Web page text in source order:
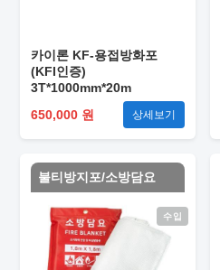
카이론 KF-용접방화포
(KFI인증)
3T*1000mm*20m
650,000 원
상세보기
불티방지포/소방담요
수입